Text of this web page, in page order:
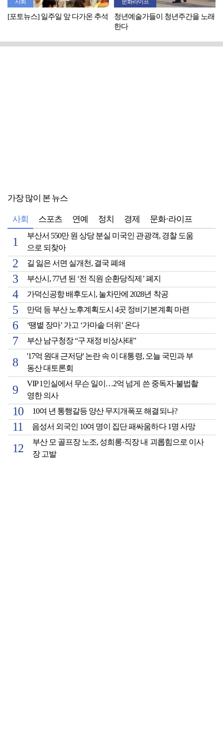
사회
[포토뉴스] 일주일 앞 다가온 추석
문화라이프
청년예술가들이 청년주간을 노래
한다
가장 많이 본 뉴스
사회 스포츠 연예 정치 경제 문화·라이프
부산서 550만 원 상당 분실 미국인 관광객, 경찰 도움
으로 되찾아
길 잃은 서면 실개천, 결국 폐쇄
부산시, 77년 된 ‘전 직원 순환당직제’ 폐지
가덕신공항 배후도시, 눌차만에 2028년 착공
만덕 등 부산 노후계획도시 4곳 정비기본계획 마련
‘땡볕 장마’ 가고 ‘가마솥 더위’ 온다
부산 남구청장 “구 재정 비상사태”
'17억 원대 근저당' 논란 속 이 대통령, 오늘 국민과 부
동산 대토론회
VIP 1인실에서 무슨 일이…2억 넘게 쓴 중독자·불법촬
영한 의사
10여 년 통행갈등 양산 무지개폭포 해결되나?
음성서 외국인 10여 명이 집단 패싸움하다 1명 사망
부산 모 골프장 노조, 성희롱·직장 내 괴롭힘으로 이사
장 고발